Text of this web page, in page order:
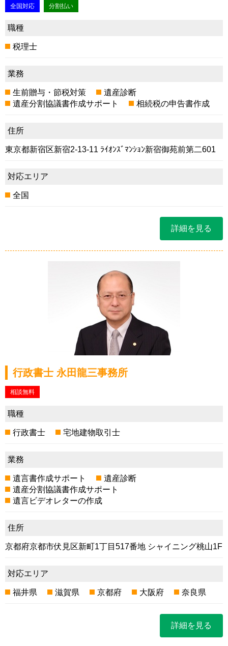
全国対応 分割払い
職種
税理士
業務
生前贈与・節税対策
遺産診断
遺産分割協議書作成サポート
相続税の申告書作成
住所
東京都新宿区新宿2-13-11 ﾗｲｵﾝｽﾞﾏﾝｼｮﾝ新宿御苑前第二601
対応エリア
全国
詳細を見る
行政書士 永田龍三事務所
相談無料
職種
行政書士 宅地建物取引士
業務
遺言書作成サポート
遺産診断
遺産分割協議書作成サポート
遺言ビデオレターの作成
住所
京都府京都市伏見区新町1丁目517番地 シャイニング桃山1F
対応エリア
福井県 滋賀県 京都府 大阪府 奈良県
詳細を見る